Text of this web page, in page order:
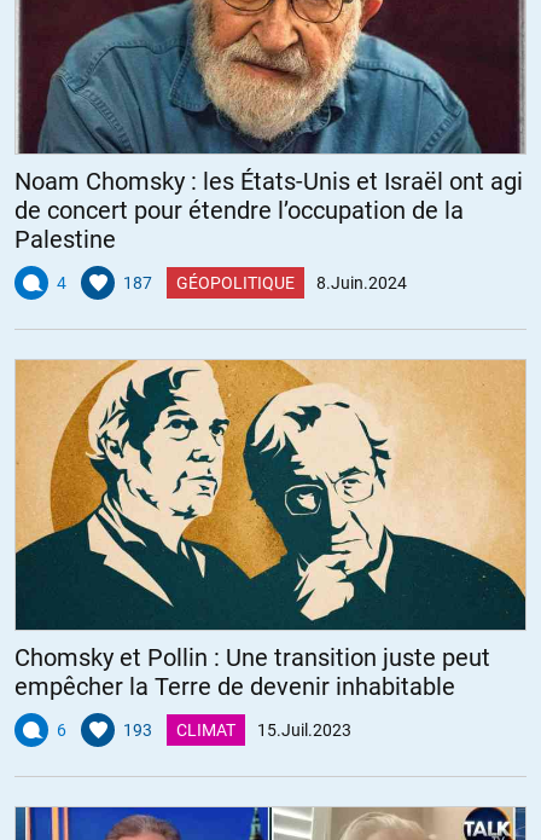
Noam Chomsky : les États-Unis et Israël ont agi
de concert pour étendre l’occupation de la
Palestine
4 187 GÉOPOLITIQUE 8.Juin.2024
Chomsky et Pollin : Une transition juste peut
empêcher la Terre de devenir inhabitable
6 193 CLIMAT 15.Juil.2023